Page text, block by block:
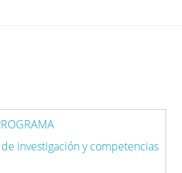
investigación y competencias